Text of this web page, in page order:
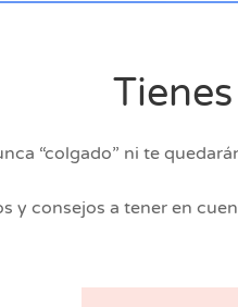
“colgado” ni te
y consejos a tener en